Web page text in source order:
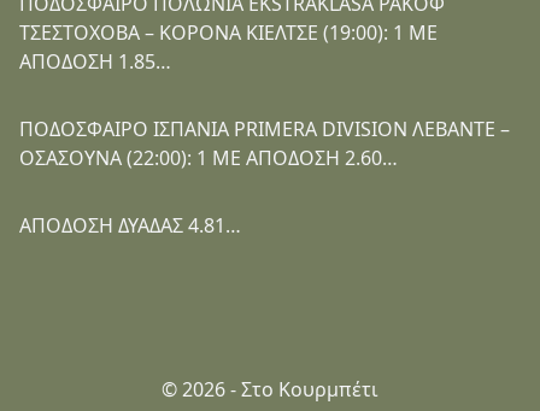
ΤΣΕΣΤΟΧΟΒΑ – ΚΟΡΟΝΑ ΚΙΕΛΤΣΕ (19:00): 1 ΜΕ
ΑΠΟΔΟΣΗ 1.85…
ΠΟΔΟΣΦΑΙΡΟ ΙΣΠΑΝΙΑ PRIMERA DIVISION ΛΕΒΑΝΤΕ –
ΟΣΑΣΟΥΝΑ (22:00): 1 ΜΕ ΑΠΟΔΟΣΗ 2.60…
ΑΠΟΔΟΣΗ ΔΥΑΔΑΣ 4.81…
© 2026 - Στο Κουρμπέτι